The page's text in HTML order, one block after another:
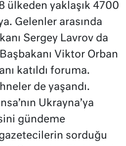
ülkeden yaklaşık 4700
Gelenler arasında
Sergey Lavrov da
Viktor Orban
katıldı foruma.
de yaşandı.
Ukrayna’ya
gündeme
sorduğu